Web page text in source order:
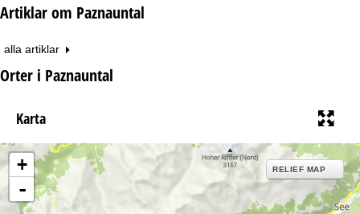
Artiklar om Paznauntal
alla artiklar
Orter i Paznauntal
Karta
+
-
RELIEF MAP